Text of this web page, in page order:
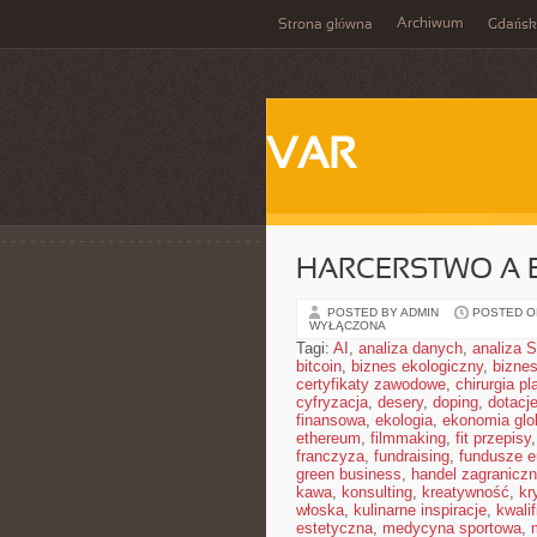
Strona główna Archiwum Gdańsk
VAR
HARCERSTWO A
POSTED BY ADMIN POSTED
WYŁĄCZONA
Tagi: AI , analiza danych, analiza
bitcoin, biznes ekologiczny,
certyfikaty zawodowe, chirurgia
cyfryzacja, desery, doping, dotacje
finansowa, ekologia, ekonomia
ethereum, filmmaking, fit przepisy,
franczyza, fundraising, fundusze
green business, handel
kawa, konsulting, kreatywność,
włoska, kulinarne inspiracje,
estetyczna, medycyna sportowa,